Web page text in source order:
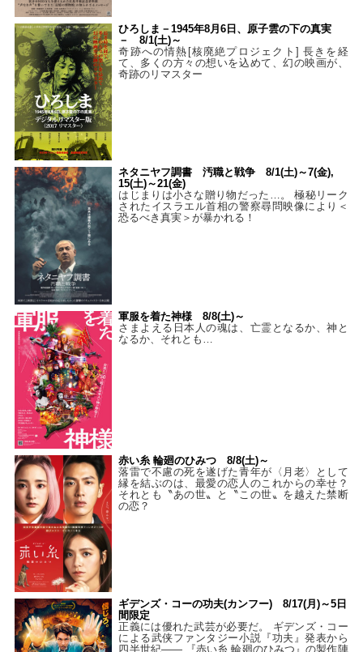
ひろしま－1945年8月6日、原子雲の下の真実
－ 8/1(土)～
奇跡への情熱[核廃絶プロジェクト] 長きを経
て、多くの方々の想いを込めて、幻の映画が、
奇跡のリマスター
ネタニヤフ調書 汚職と戦争 8/1(土)～7(金),
15(土)～21(金)
はじまりは小さな贈り物だった…。 極秘リーク
されたイスラエル首相の警察尋問映像により＜
恐るべき真実＞が暴かれる！
軍服を着た神様 8/8(土)～
さまよえる日本人の魂は、亡霊となるか、神と
なるか、それとも…
赤い糸 輪廻のひみつ 8/8(土)～
落雷で不慮の死を遂げた青年が〈月老〉として
縁を結ぶのは、最愛の恋人のこれからの幸せ？
それとも〝あの世〟と〝この世〟を越えた禁断
の恋？
ギデンズ・コーの功夫(カンフー) 8/17(月)～5日
間限定
正義には優れた武芸が必要だ。 ギデンズ・コー
による武侠ファンタジー小説『功夫』発表から
四半世紀―― 『赤い糸 輪廻のひみつ』の製作陣